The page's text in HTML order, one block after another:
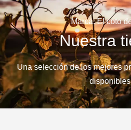
Marca: El coto
Nuestra
Una selección de los mejores